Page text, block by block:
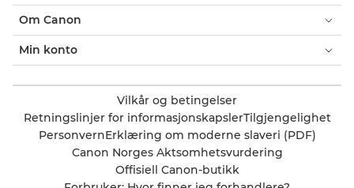
Om Canon
Min konto
Vilkår og betingelser
Retningslinjer for informasjonskapslerTilgjengelighet
PersonvernErklæring om moderne slaveri (PDF)
Canon Norges Aktsomhetsvurdering
Offisiell Canon-butikk